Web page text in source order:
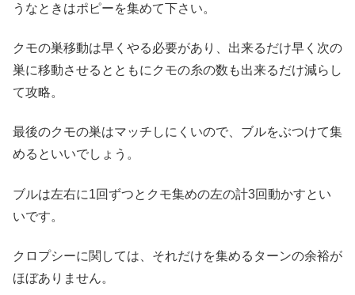
うなときはポピーを集めて下さい。
クモの巣移動は早くやる必要があり、出来るだけ早く次の
巣に移動させるとともにクモの糸の数も出来るだけ減らし
て攻略。
最後のクモの巣はマッチしにくいので、ブルをぶつけて集
めるといいでしょう。
ブルは左右に1回ずつとクモ集めの左の計3回動かすとい
いです。
クロプシーに関しては、それだけを集めるターンの余裕が
ほぼありません。